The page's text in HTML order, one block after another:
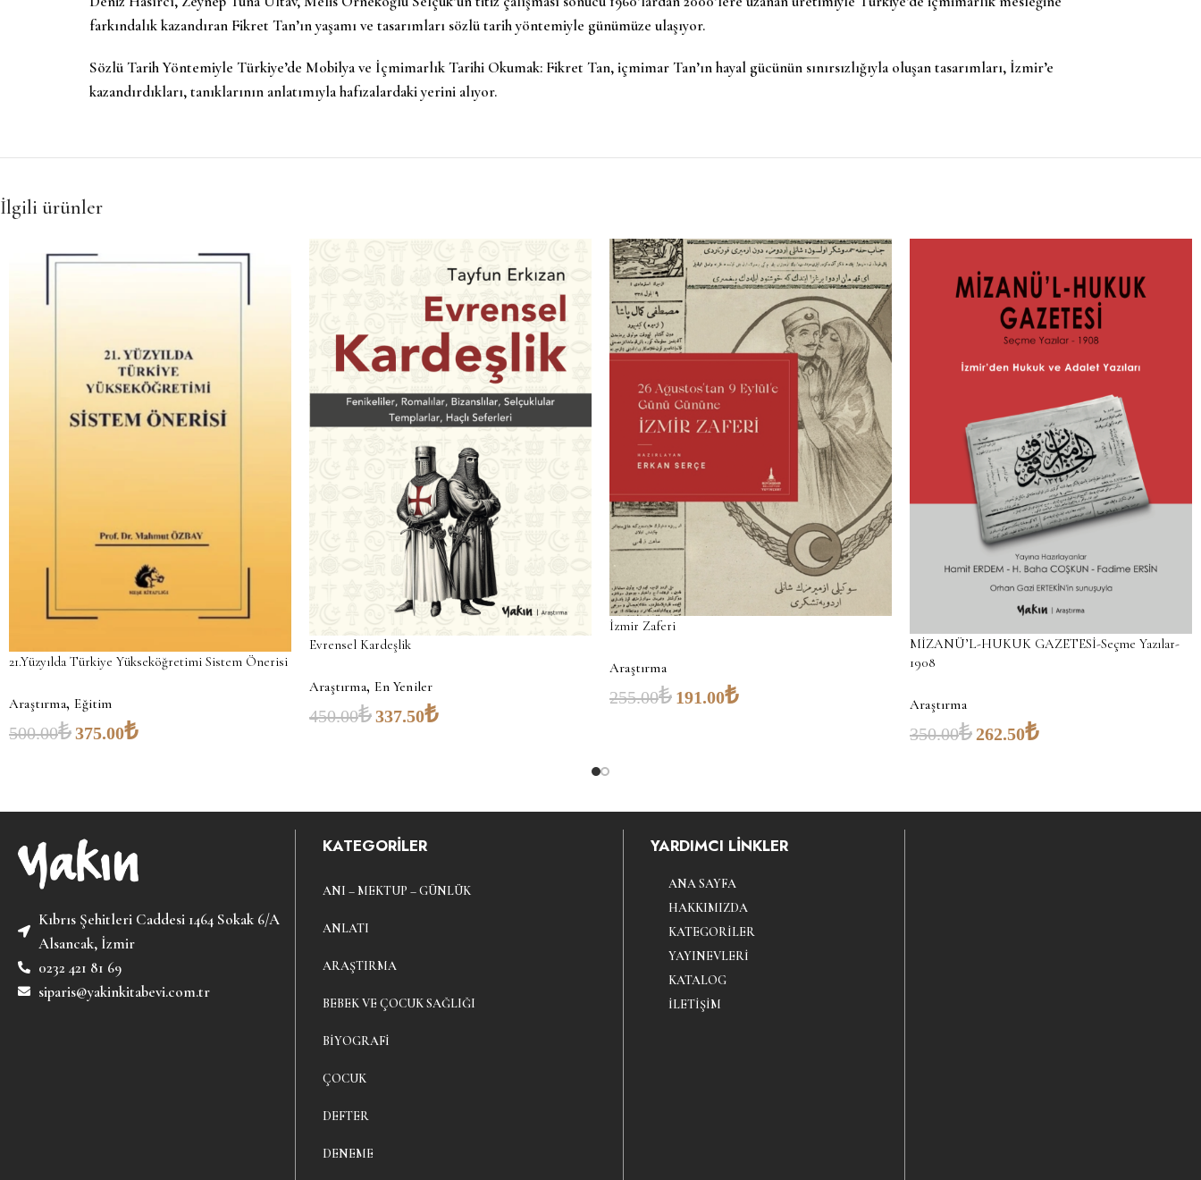
farkındalık kazandıran Fikret Tan’ın yaşamı ve tasarımları sözlü tarih yöntemiyle günümüze ulaşıyor.
Sözlü Tarih Yöntemiyle Türkiye’de Mobilya ve İçmimarlık Tarihi Okumak: Fikret Tan, içmimar Tan’ın hayal gücünün sınırsızlığıyla oluşan tasarımları, İzmir’e
kazandırdıkları, tanıklarının anlatımıyla hafızalardaki yerini alıyor.
İlgili ürünler
21.Yüzyılda Türkiye Yükseköğretimi Sistem Önerisi
Araştırma, Eğitim
500.00₺375.00₺
Evrensel Kardeşlik
Araştırma, En Yeniler
450.00₺337.50₺
İzmir Zaferi
Araştırma
255.00₺ 191.00₺
MİZANÜ’L-HUKUK GAZETESİ-Seçme Yazılar-
1908
Araştırma
350.00₺262.50₺
Kıbrıs Şehitleri Caddesi 1464 Sokak 6/A
Alsancak, İzmir
0232 421 81 69
siparis@yakinkitabevi.com.tr
KATEGORİLER
ANI – MEKTUP – GÜNLÜK
ANLATI
ARAŞTIRMA
BEBEK VE ÇOCUK SAĞLIĞI
BIYOGRAFI
ÇOCUK
DEFTER
DENEME
YARDIMCI LİNKLER
ANA SAYFA
HAKKIMIZDA
KATEGORILER
YAYINEVLERI
KATALOG
İLETIŞIM